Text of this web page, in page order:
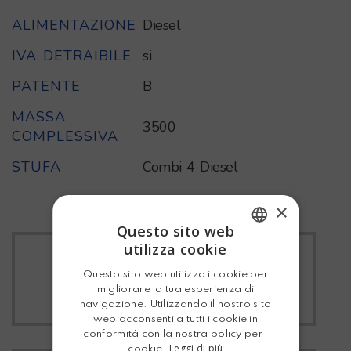
ALIMENTAZIONE Diesel
IVA DETRAIBILE
si
PATENTE
B
MASSA
COMPLESSIVA
3500
STUFA Combi 4 Diesel
TUTTI I MC LOUIS
ENGLISH
×
Questo sito web
utilizza cookie
Questo sito web utilizza i cookie per
migliorare la tua esperienza di
navigazione. Utilizzando il nostro sito
web acconsenti a tutti i cookie in
conformità con la nostra policy per i
cookie.
Leggi di più